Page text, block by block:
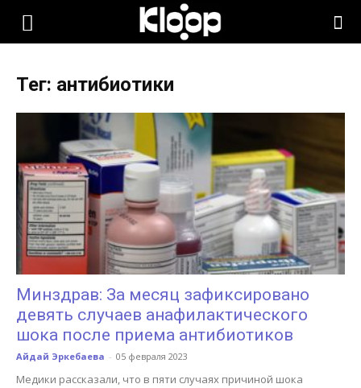
KLOOP.KG
Новости
Кыргызстана
Тег: антибиотики
Минздрав: За месяц зафиксировано
девять случаев анафилактического
шока после приема антибиотиков
Айдай Эркебаева - 05 февраля 2023
Медики рассказали, что в пяти случаях причиной шока